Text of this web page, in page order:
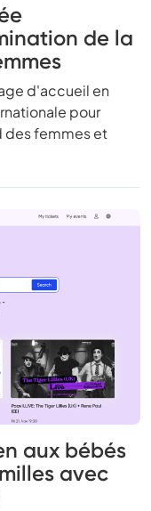
de la
d'accueil en
pour
des femmes et
aux bébés
avec